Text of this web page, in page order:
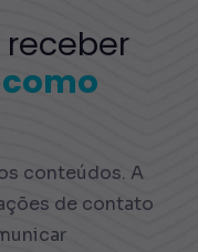
conteúdos. A
de contato